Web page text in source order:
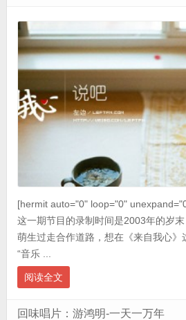
[hermit auto="0" loop="0"
这一期节目的录制时间是2003年的岁
萌生过走合作道路，想在《来自我心》
“音乐 ...
阅读全文
回味唱片：游鸿明-一天一万年